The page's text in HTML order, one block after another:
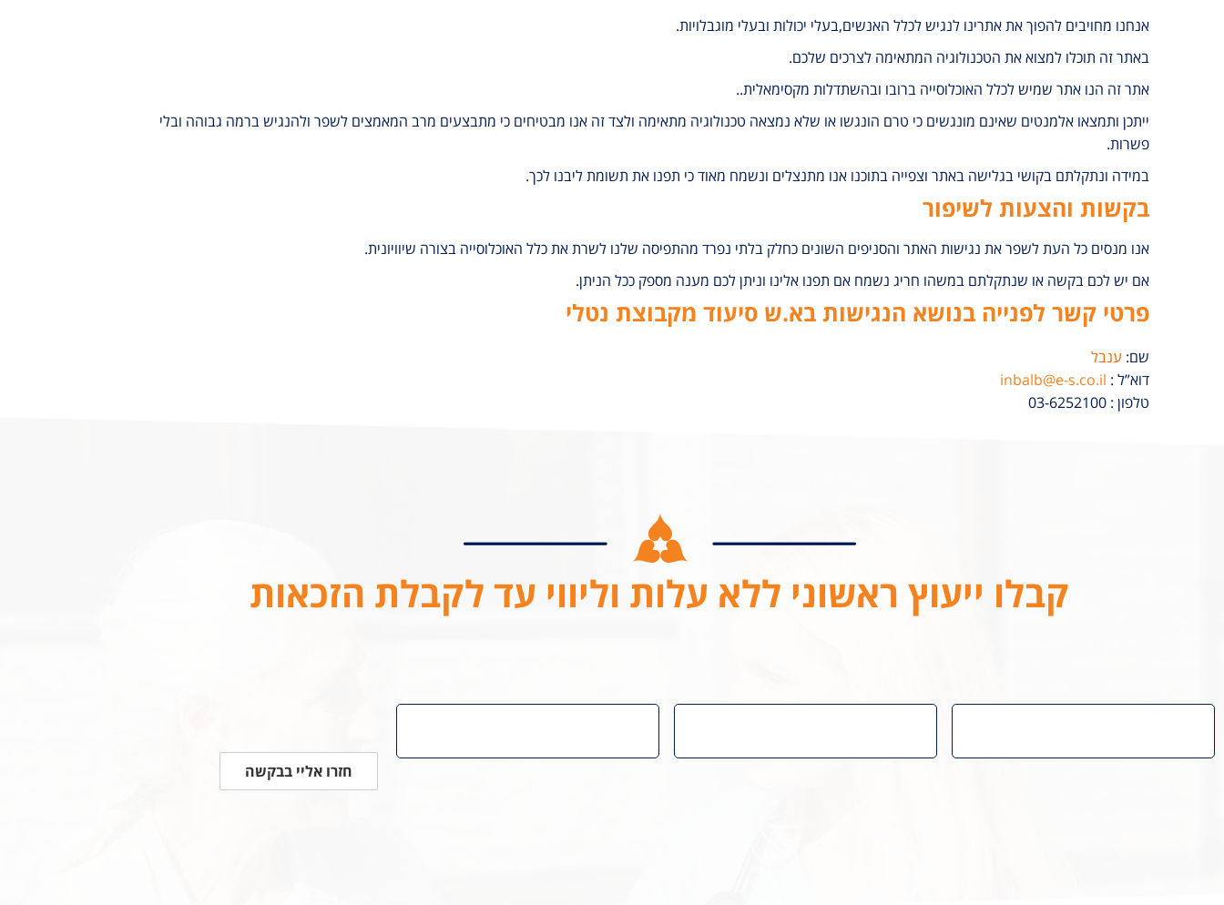
אנחנו מחויבים להפוך את אתרינו לנגיש לכלל האנשים,בעלי יכולות ובעלי מוגבלויות.
באתר זה תוכלו למצוא את הטכנולוגיה המתאימה לצרכים שלכם.
אתר זה הנו אתר שמיש לכלל האוכלוסייה ברובו ובהשתדלות מקסימאלית..
ייתכן ותמצאו אלמנטים שאינם מונגשים כי טרם הונגשו או שלא נמצאה טכנולוגיה מתאימה ולצד זה אנו מבטיחים כי מתבצעים מרב המאמצים לשפר ולהנגיש ברמה גבוהה ובלי
פשרות.
במידה ונתקלתם בקושי בגלישה באתר וצפייה בתוכנו אנו מתנצלים ונשמח מאוד כי תפנו את תשומת ליבנו לכך.
בקשות והצעות לשיפור
אנו מנסים כל העת לשפר את נגישות האתר והסניפים השונים כחלק בלתי נפרד מהתפיסה שלנו לשרת את כלל האוכלוסייה בצורה שיוויונית.
אם יש לכם בקשה או שנתקלתם במשהו חריג נשמח אם תפנו אלינו וניתן לכם מענה מספק ככל הניתן.
פרטי קשר לפנייה בנושא הנגישות בא.ש סיעוד מקבוצת נטלי
שם: ענבל
דוא”ל : inbalb@e-s.co.il
טלפון : 03-6252100
קבלו ייעוץ ראשוני ללא עלות וליווי עד לקבלת הזכאות
חזרו אליי בבקשה